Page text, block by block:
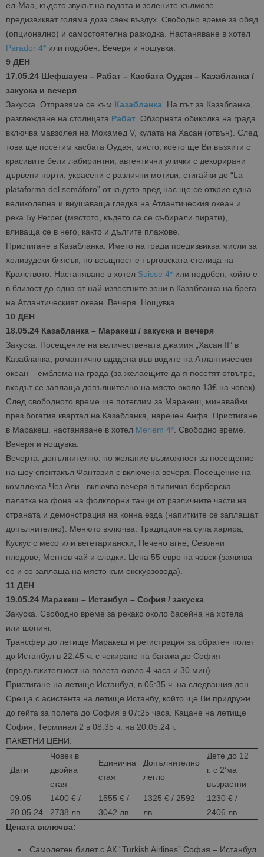
ел-Маа, където звукът на водата и зелените хълмове
предизвикват голяма доза свеж въздух. Свободно време за обяд
(опционално) и самостоятелна разходка. Настаняване в хотел
Parador 4* или подобен. Вечеря и нощувка.
9 ДЕН
17.05.24 Шефшауен – Рабат – Касбата Оудая – Казабланка /
закуска и вечеря
Закуска. Отправяме се към Казабланка. На път за Казабланка,
разглеждане на столицата Рабат. Обзорната обиколка на града
включва мавзолея на Мохамед V, кулата на Хасан (отвън). След
това ще посетим касбата Оудая, място, което ще Ви възхити с
красивите бели лабиринтни, автентични улички с декорирани
дървени порти, украсени с различни мотиви, стигайки до “La
plataforma del semáforo” от където пред нас ще се открие една
великолепна и внушаваща гледка на Атлантическия океан и
река Бу Регрег (мястото, където са се събирали пирати),
вливаща се в него, както и дългите плажове.
Пристигане в Казабланка. Името на града предизвиква мисли за
холивудски блясък, но всъщност е търговската столица на
Кралството. Настаняване в хотел Suisse 4* или подобен, който е
в близост до една от най-известните зони в Казабланка на брега
на Атлантическият океан. Вечеря. Нощувка.
10 ДЕН
18.05.24 Казабланка – Маракеш / закуска и вечеря
Закуска. Посещение на величествената джамия „Хасан II” в
Казабланка, романтично вдадена във водите на Атлантическия
океан – емблема на града (за желаещите да я посетят отвътре,
входът се заплаща допълнително на място около 13€ на човек).
След свободното време ще потеглим за Маракеш, минавайки
през богатия квартал на Казабланка, наречен Анфа. Пристигане
в Маракеш. настаняване в хотел Meriem 4*. Свободно време.
Вечеря и нощувка.
Вечерта, допълнително, по желание възможност за посещение
на шоу спектакъл Фантазия с включена вечеря. Посещение на
комплекса Чез Али– включва вечеря в типична берберска
палатка на фона на фолклорни танци от различните части на
страната и демонстрация на конна езда (напитките се заплащат
допълнително). Менюто включва: Традиционна супа харира,
Кускус с месо или вегетариански, Печено агне, Сезонни
плодове, Ментов чай и сладки. Цена 55 евро на човек (заявява
се и се заплаща на място към екскурзовода).
11 ДЕН
19.05.24 Маракеш – Истанбул – София / закуска
Закуска. Свободно време за рекакс около басейна на хотела
или шопинг.
Трансфер до летище Маракеш и регистрация за обратен полет
до Истанбул в 22:45 ч. с чекиране на багажа до София
(продължителност на полета около 4 часа и 30 мин) .
Пристигане на летище Истанбул, в 05:35 ч. на следващия ден.
Среща с асистента на летище Истанбу, който ще Ви придружи
до гейта за полета до София в 07:25 часа. Кацане на летище
София, Терминал 2 в 08:35 ч. на 20.05.24 г.
ПАКЕТНИ ЦЕНИ:
Дати
Човек в
двойна
стая
Единична
стая
Допълнително
легло
Дете до 12
г. с 2‘ма
възрастни
09.05 –
20.05.24
1400 € /
2738 лв.
1555 € /
3042 лв.
1325 € / 2592
лв.
1230 € /
2406 лв.
Цената включва:
Самолетен билет с АК “Turkish Airlines” София – Истанбул
is_unique
StatCounter
Ltd
.statcounter.com
1 година
е
да
_ga_B09EBBY8PY
.bgtourism.bg
1 година
Тази
за
сесията.
.bgtourism.bg
1 година
1 месец
Тази
се
за
.bgtourism.bg
1 месец
се
_ga
Google LLC
.bgtourism.bg
1 година
1 месец
Името на
бисквитка
свързано с
Universal
на Google.
бисквитка
използва
на
чрез
номер
се
всяка
страница в
използва
данни за
сесии и
кампании
сайтовете.